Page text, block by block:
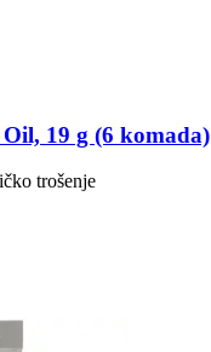
19 g (6 komada)
trošenje